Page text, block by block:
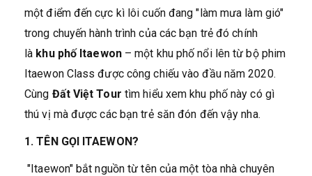
một điểm đến cực kì lôi cuốn đang "làm mưa làm gió"
trong chuyến hành trình của các bạn trẻ đó chính
là khu phố Itaewon– một khu phố nổi lên từ bộ phim
Itaewon Class được công chiếu vào đầu năm 2020.
Cùng Đất Việt Tour tìm hiểu xem khu phố này có gì
thú vị mà được các bạn trẻ săn đón đến vậy nha.
1. TÊN GỌI ITAEWON?
"Itaewon" bắt nguồn từ tên của một tòa nhà chuyên